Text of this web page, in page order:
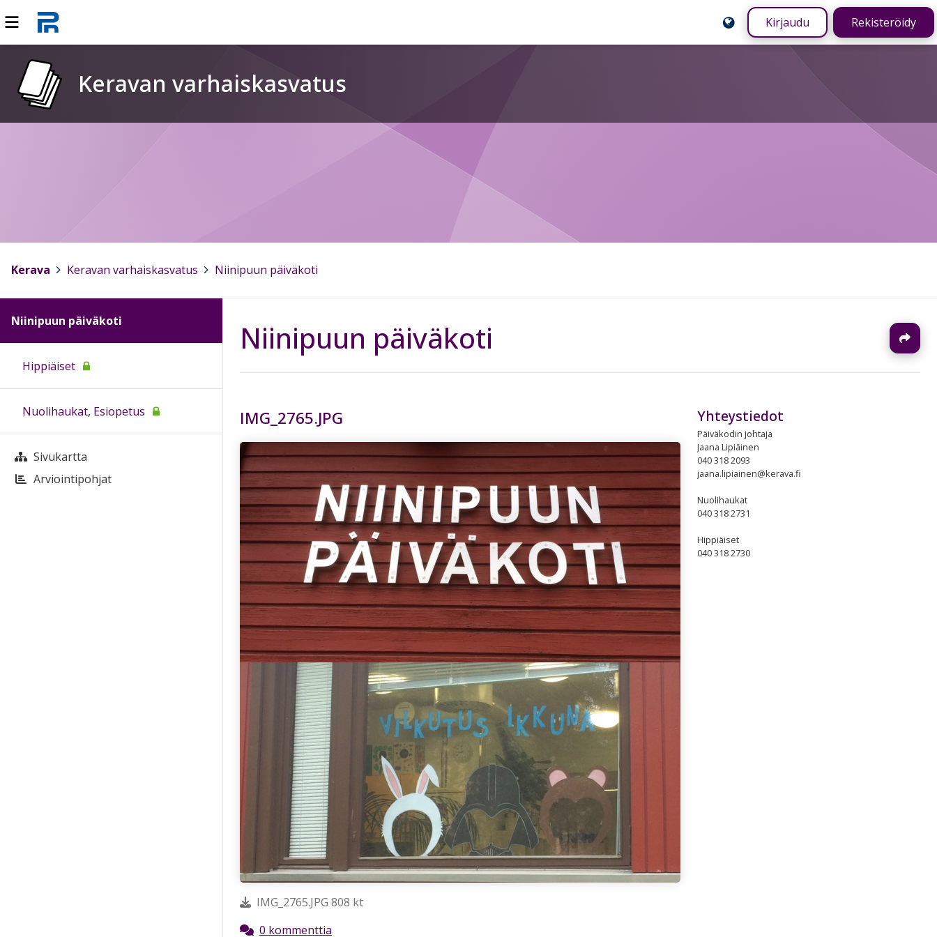
Kirjaudu Rekisteröidy
Keravan varhaiskasvatus
Kerava Keravan varhaiskasvatus Niinipuun päiväkoti
Niinipuun päiväkoti
IMG_2765.JPG
IMG_2765.JPG 808 kt
0 kommenttia
Yhteystiedot
Päiväkodin johtaja
Jaana Lipiäinen
040 318 2093
jaana.lipiainen@kerava.fi
Nuolihaukat
040 318 2731
Hippiäiset
040 318 2730
Niinipuun päiväkoti
Hippiäiset
Nuolihaukat, Esiopetus
Sivukartta
Arviointipohjat